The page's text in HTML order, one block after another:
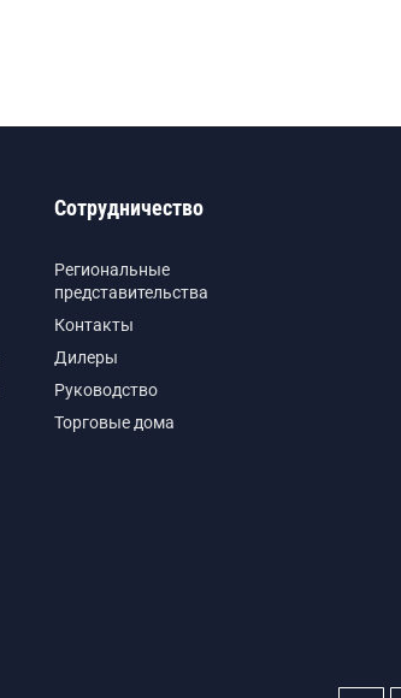
Сотрудничество
Региональные
представительства
Контакты
Дилеры
Руководство
Торговые дома